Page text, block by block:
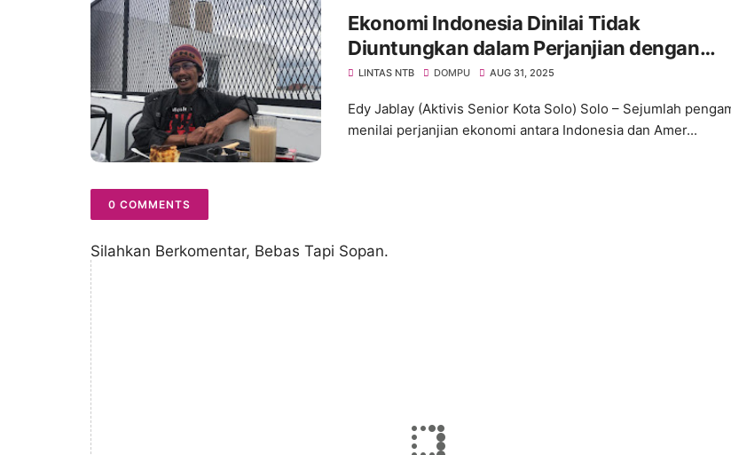
Ekonomi Indonesia Dinilai Tidak
Diuntungkan dalam Perjanjian dengan
Amerika, Aktivis Angkat Bicara
LINTAS NTB DOMPU AUG 31, 2025
Edy Jablay (Aktivis Senior Kota Solo) Solo – Sejumlah
menilai perjanjian ekonomi antara Indonesia dan Amer...
0 COMMENTS
Silahkan Berkomentar, Bebas Tapi Sopan.